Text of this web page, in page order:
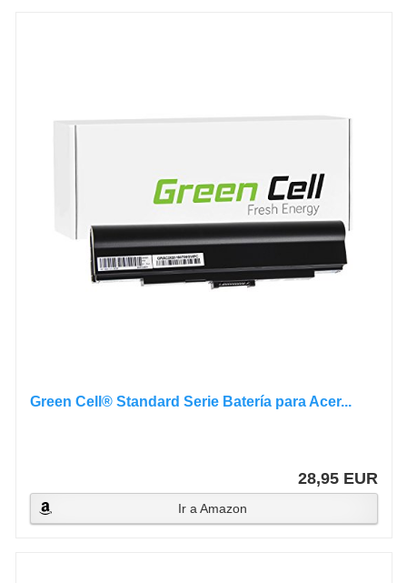
Green Cell® Standard Serie Batería para Acer...
28,95 EUR
Ir a Amazon